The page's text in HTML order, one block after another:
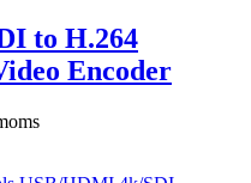
to H.264
Encoder